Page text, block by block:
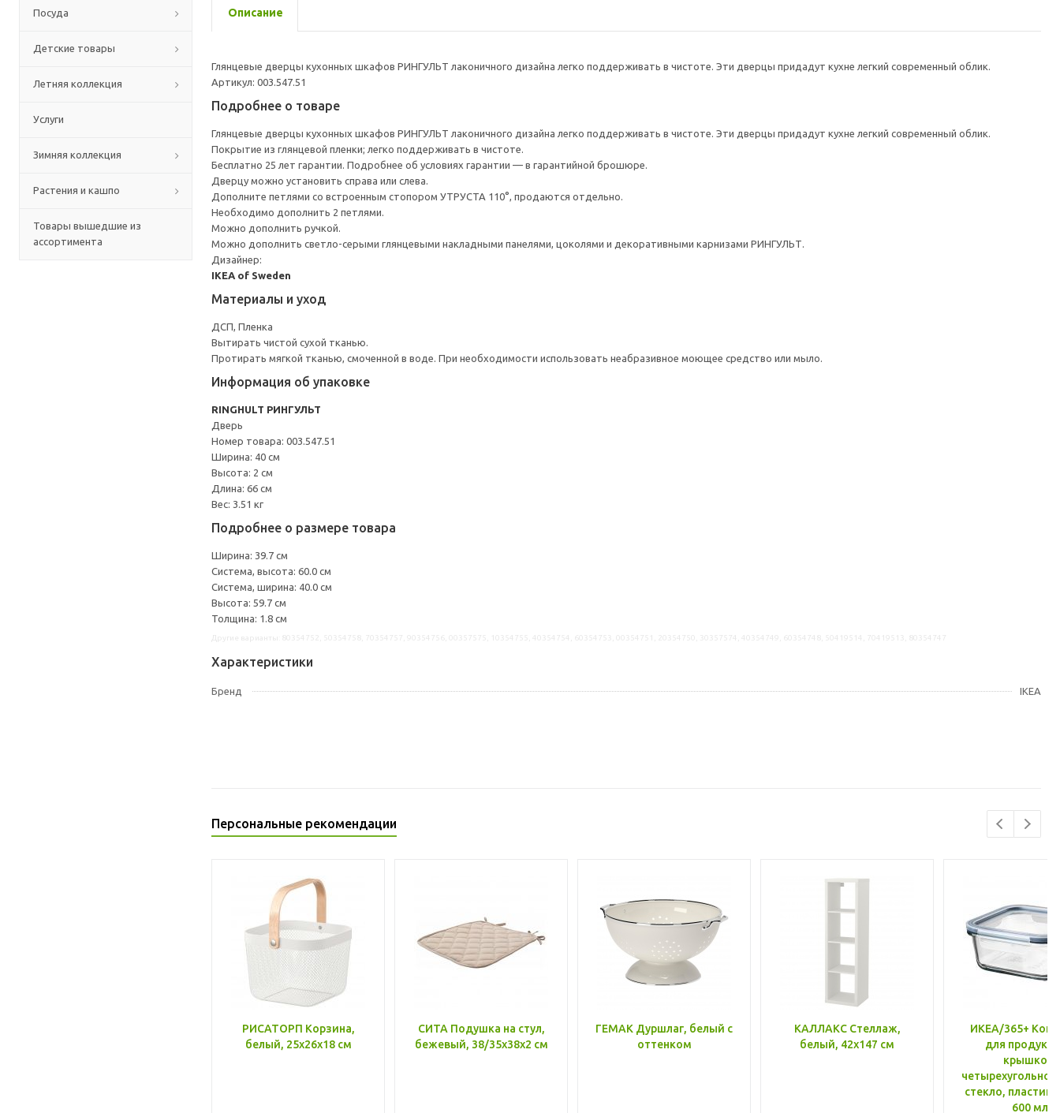
Посуда
Детские товары
Летняя коллекция
Услуги
Зимняя коллекция
Растения и кашпо
Товары вышедшие из
ассортимента
Описание
Глянцевые дверцы кухонных шкафов РИНГУЛЬТ лаконичного дизайна легко поддерживать в чистоте. Эти дверцы придадут кухне легкий современный облик.
Артикул: 003.547.51
Подробнее о товаре
Глянцевые дверцы кухонных шкафов РИНГУЛЬТ лаконичного дизайна легко поддерживать в чистоте. Эти дверцы придадут кухне легкий современный облик.
Покрытие из глянцевой пленки; легко поддерживать в чистоте.
Бесплатно 25 лет гарантии. Подробнее об условиях гарантии — в гарантийной брошюре.
Дверцу можно установить справа или слева.
Дополните петлями со встроенным стопором УТРУСТА 110°, продаются отдельно.
Необходимо дополнить 2 петлями.
Можно дополнить ручкой.
Можно дополнить светло-серыми глянцевыми накладными панелями, цоколями и декоративными карнизами РИНГУЛЬТ.
Дизайнер:
IKEA of Sweden
Материалы и уход
ДСП, Пленка
Вытирать чистой сухой тканью.
Протирать мягкой тканью, смоченной в воде. При необходимости использовать неабразивное моющее средство или мыло.
Информация об упаковке
RINGHULT РИНГУЛЬТ
Дверь
Номер товара: 003.547.51
Ширина: 40 см
Высота: 2 см
Длина: 66 см
Вес: 3.51 кг
Подробнее о размере товара
Ширина: 39.7 см
Система, высота: 60.0 см
Система, ширина: 40.0 см
Высота: 59.7 см
Толщина: 1.8 см
Характеристики
Бренд IKEA
Персональные рекомендации
РИСАТОРП Корзина,
белый, 25x26x18 см
СИТА Подушка на стул,
бежевый, 38/35x38x2 см
ГЕМАК Дуршлаг, белый с
оттенком
КАЛЛАКС Стеллаж,
белый, 42x147 см
ИКЕА/365+
для
крышкой,
стекло, пластик
600 мл